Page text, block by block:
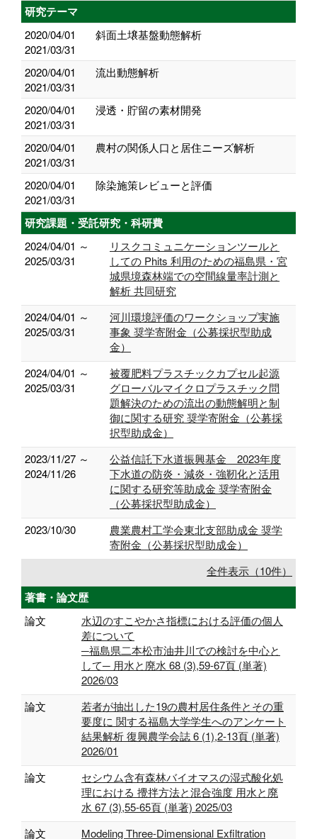
研究テーマ
2020/04/01
2021/03/31
斜面土壌基盤動態解析
2020/04/01
2021/03/31
流出動態解析
2020/04/01
2021/03/31
浸透・貯留の素材開発
2020/04/01
2021/03/31
農村の関係人口と居住ニーズ解析
2020/04/01
2021/03/31
除染施策レビューと評価
研究課題・受託研究・科研費
2024/04/01 ～
2025/03/31
リスクコミュニケーションツールと
しての Phits 利⽤のための福島県・宮
城県境森林端での空間線量率計測と
解析 共同研究
2024/04/01 ～
2025/03/31
河川環境評価のワークショップ実施
事象 奨学寄附金（公募採択型助成
金）
2024/04/01 ～
2025/03/31
被覆肥料プラスチックカプセル起源
グローバルマイクロプラスチック問
題解決のための流出の動態解明と制
御に関する研究 奨学寄附金（公募採
択型助成金）
2023/11/27 ～
2024/11/26
公益信託下水道振興基金 2023年度
下水道の防炎・減炎・強靭化と活用
に関する研究等助成金 奨学寄附金
（公募採択型助成金）
2023/10/30
農業農村工学会東北支部助成金 奨学
寄附金（公募採択型助成金）
全件表示（10件）
著書・論文歴
論文
水辺のすこやかさ指標における評価の個人
差について
─福島県二本松市油井川での検討を中心と
して─ 用水と廃水 68 (3),59-67頁 (単著)
2026/03
論文
若者が抽出した19の農村居住条件とその重
要度に 関する福島大学学生へのアンケート
結果解析 復興農学会誌 6 (1),2-13頁 (単著)
2026/01
論文
セシウム含有森林バイオマスの湿式酸化処
理における 攪拌方法と混合強度 用水と廃
水 67 (3),55-65頁 (単著) 2025/03
論文
Modeling Three-Dimensional Exfiltration